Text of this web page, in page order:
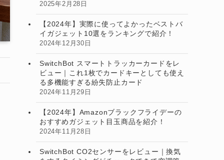
2025年2月28日
【2024年】実際に使ってよかったベストバ
イガジェット10選をランキングで紹介！
2024年12月30日
SwitchBot スマートトラッカーカードをレ
ビュー｜これ1枚でカードキーとしても使え
る多機能すぎる紛失防止カード
2024年11月29日
【2024年】Amazonブラックフライデーの
おすすめガジェット目玉商品を紹介！
2024年11月28日
SwitchBot CO2センサーをレビュー｜換気